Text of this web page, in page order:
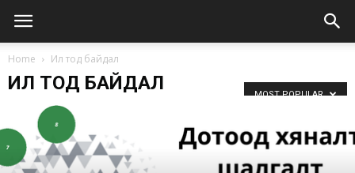
Home Ил тод байдал
ИЛ ТОД БАЙДАЛ
MOST POPULAR